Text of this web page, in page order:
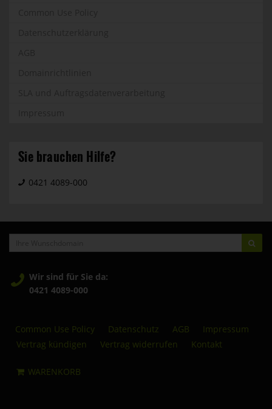
Sie brauchen Hilfe?
0421 4089-000
Wunschdomain
Wir sind für Sie da:
0421 4089-000
Common Use Policy Datenschutz AGB
Impressum
Vertrag kündigen
Vertrag widerrufen Kontakt
WARENKORB